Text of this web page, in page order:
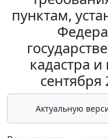
пунктам,
кадастра
Актуальную